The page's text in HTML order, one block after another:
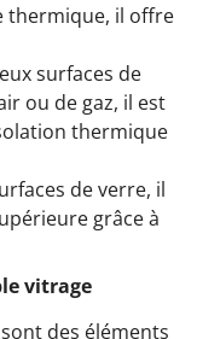
thermique, il offre
surfaces de
ou de gaz, il est
thermique
de verre, il
grâce à
vitrage
sont des éléments